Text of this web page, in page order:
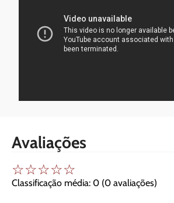
Avaliações
☆☆☆☆☆
Classificação média: 0 (0 avaliações)